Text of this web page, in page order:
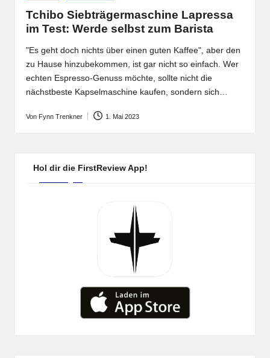
Tchibo Siebträgermaschine Lapressa
im Test: Werde selbst zum Barista
"Es geht doch nichts über einen guten Kaffee", aber den
zu Hause hinzubekommen, ist gar nicht so einfach. Wer
echten Espresso-Genuss möchte, sollte nicht die
nächstbeste Kapselmaschine kaufen, sondern sich…
Posted
Von Fynn Trenkner 1. Mai 2023
Hol dir die FirstReview App!